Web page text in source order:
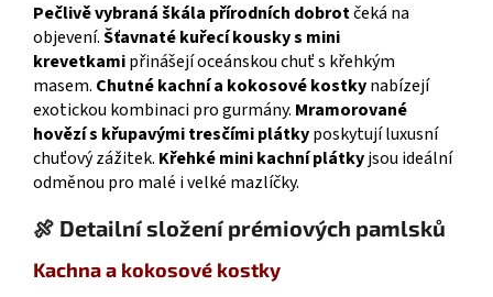
Pečlivě vybraná škála přírodních dobrotčeká na
objevení.Šťavnaté kuřecí kousky s mini
krevetkamipřinášejí oceánskou chuť s křehkým
masem. Chutné kachní a kokosové kostkynabízejí
exotickou kombinaci pro gurmány. Mramorované
hovězí s křupavými tresčími plátkyposkytují luxusní
chuťový zážitek. Křehké mini kachní plátkyjsou ideální
odměnou pro malé i velké mazlíčky.
🍖 Detailní složení prémiových pamlsků
Kachna a kokosové kostky